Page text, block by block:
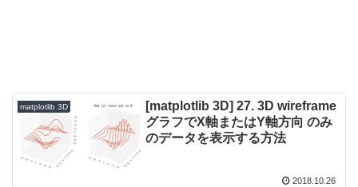
matplotlib 3D
[matplotlib 3D] 27. 3D wireframe
グラフでX軸またはY軸方向 のみ
のデータを表示する方法
2018.10.26